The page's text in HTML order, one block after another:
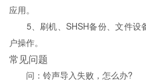
应用。
5、刷机、SHSH备份、文件设
户操作。
常见问题
问：铃声导入失败，怎么办?